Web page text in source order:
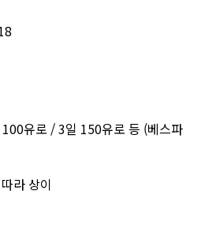
유로 / 3일 150유로 등 (베스파
라 상이